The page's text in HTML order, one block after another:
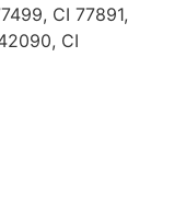
CI 77891,
CI